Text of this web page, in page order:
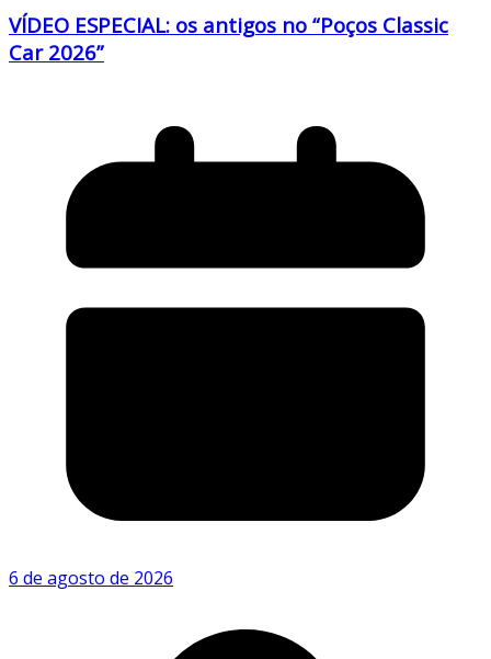
VÍDEO ESPECIAL: os antigos no “Poços Classic
Car 2026”
6 de agosto de 2026